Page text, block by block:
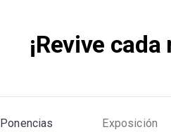
¡Revive
Ponencias Exposición